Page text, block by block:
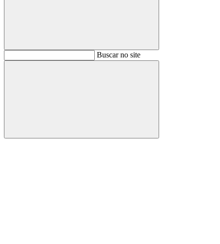
BuscarBuscar no site
Buscar